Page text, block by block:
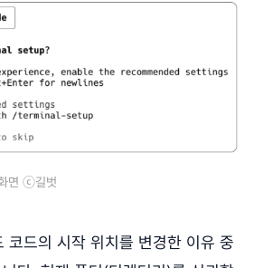
면 ⓒ길벗
드의 시작 위치를 변경한 이유 중